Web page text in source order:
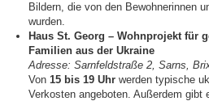
Bildern, die von den Bewohnerinnen
wurden.
Haus St. Georg – Wohnprojekt für
Familien aus der Ukraine
Adresse: Sarnfeldstraße 2, Sarns,
Von 15 bis 19 Uhr werden typische
Verkosten angeboten. Außerdem gibt